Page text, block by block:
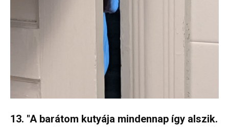
13. "A barátom kutyája mindennap így alszik.